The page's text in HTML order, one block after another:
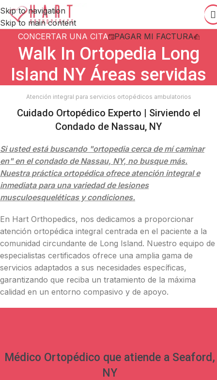
Skip to navigation
Skip to main content
CONCERTAR UNA CITA
PAGAR MI FACTURA
Walk In Ortopedia Long
Island NY Áreas servidas
Atención integral para servicios ortopédicos ambulatorios
Cuidado Ortopédico Experto | Sirviendo el
Condado de Nassau, NY
Si usted está buscando "ortopedia cerca de mí caminar
en" en el condado de Nassau, NY, no busque más.
Nuestra práctica ortopédica ofrece atención integral e
inmediata para una variedad de lesiones
musculoesqueléticas y condiciones.
En Hart Orthopedics, nos dedicamos a proporcionar
atención ortopédica integral centrada en el paciente a la
comunidad circundante de Long Island. Nuestro equipo de
especialistas certificados ofrece una amplia gama de
servicios adaptados a sus necesidades específicas,
garantizando que reciba un tratamiento de la máxima
calidad en un entorno compasivo y de apoyo.
Médico Ortopédico que atiende a Seaford,
NY